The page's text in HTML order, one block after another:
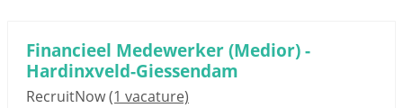
Financieel Medewerker (Medior) -
Hardinxveld-Giessendam
RecruitNow(1 vacature)